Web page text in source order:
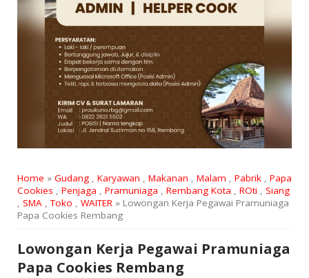
Home » Gudang, Karyawan , Makanan , Malam , Pabrik, Papa
Cookies , Penjaga , Pramuniaga , Rembang Kota , ROti , Siang
, SMA,Toko , WAITER» Lowongan Kerja Pegawai Pramuniaga
Papa Cookies Rembang
Lowongan Kerja Pegawai Pramuniaga
Papa Cookies Rembang